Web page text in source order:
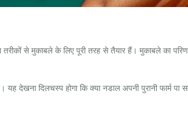
से मुकाबले के लिए पूरी तरह से तैयार हैं। मुकाबले का
देखना दिलचस्प होगा कि क्या नडाल अपनी पुरानी फार्म